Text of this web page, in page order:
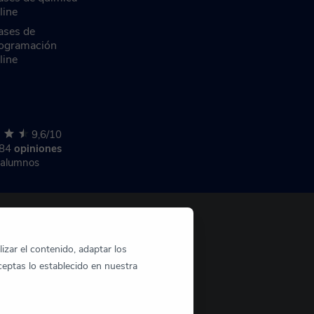
de
9,6/10
opiniones
el contenido, adaptar los
lo establecido en nuestra